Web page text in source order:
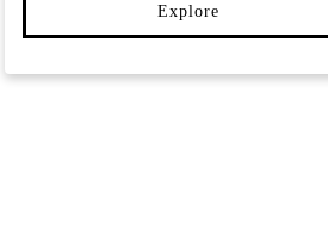
Explore